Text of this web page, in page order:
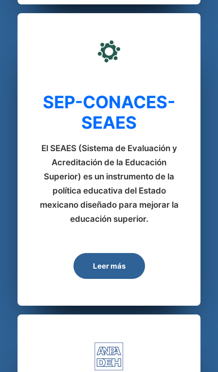
SEP-CONACES-
SEAES
El SEAES (Sistema de Evaluación y
Acreditación de la Educación
Superior) es un instrumento de la
política educativa del Estado
mexicano diseñado para mejorar la
educación superior.
Leer más